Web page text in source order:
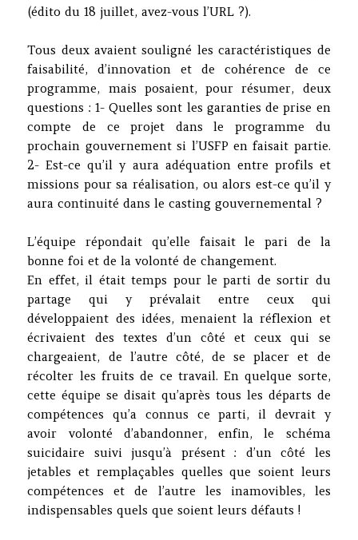
(édito du 18 juillet, avez-vous l’URL ?).
Tous deux avaient souligné les caractéristiques de
faisabilité, d’innovation et de cohérence de ce
programme, mais posaient, pour résumer, deux
questions : 1- Quelles sont les garanties de prise en
compte de ce projet dans le programme du
prochain gouvernement si l’USFP en faisait partie.
2- Est-ce qu’il y aura adéquation entre profils et
missions pour sa réalisation, ou alors est-ce qu’il y
aura continuité dans le casting gouvernemental ?
L’équipe répondait qu’elle faisait le pari de la
bonne foi et de la volonté de changement.
En effet, il était temps pour le parti de sortir du
partage qui y prévalait entre ceux qui
développaient des idées, menaient la réflexion et
écrivaient des textes d’un côté et ceux qui se
chargeaient, de l’autre côté, de se placer et de
récolter les fruits de ce travail. En quelque sorte,
cette équipe se disait qu’après tous les départs de
compétences qu’a connus ce parti, il devrait y
avoir volonté d’abandonner, enfin, le schéma
suicidaire suivi jusqu’à présent : d’un côté les
jetables et remplaçables quelles que soient leurs
compétences et de l’autre les inamovibles, les
indispensables quels que soient leurs défauts !